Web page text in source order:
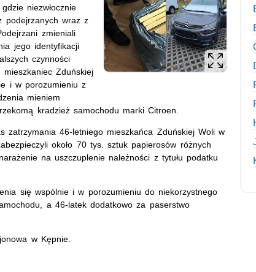
niezwłocznie
podejrzanych wraz z
zmieniali
jego identyfikacji
czynności
Zduńskiej
i w porozumieniu z
mieniem
kradzież samochodu marki Citroen.
zatrzymania 46-letniego mieszkańca Zduńskiej Woli w
około 70 tys. sztuk papierosów różnych
na uszczuplenie należności z tytułu podatku
się wspólnie i w porozumieniu do niekorzystnego
a 46-latek dodatkowo za paserstwo
w Kępnie.